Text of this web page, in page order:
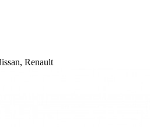
Renault